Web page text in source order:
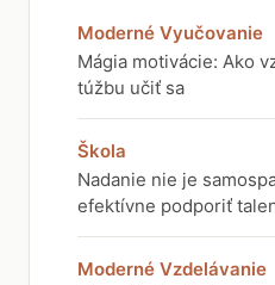
Moderné Vyučovanie
Mágia motivácie: Ako
túžbu učiť sa
Škola
Nadanie nie je
efektívne podporiť
Moderné Vzdelávanie